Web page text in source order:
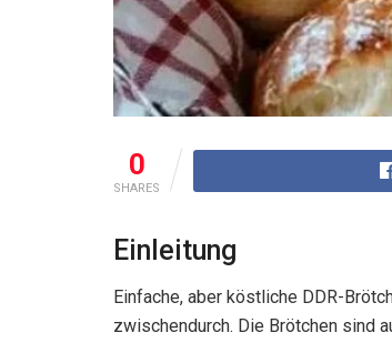
0
SHARES
Einleitung
Einfache, aber köstliche DDR-
zwischendurch. Die Brötchen sind